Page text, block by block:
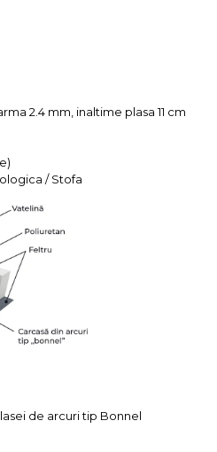
2.4 mm, inaltime plasa 11 cm
/ Stofa
de arcuri tip Bonnel